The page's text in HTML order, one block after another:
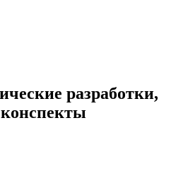
разработки,